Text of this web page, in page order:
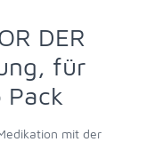
DER
für
mit der